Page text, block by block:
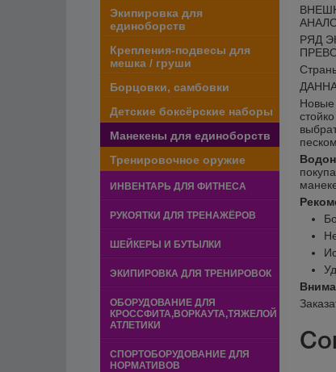
Экипировка для
единоборств
Крепления-подвесы для
мешка / груши
Борцовки, самбовки
Детские боксёрские наборы
Манекены для единоборств
Тренировочное оружие
ИНВЕНТАРЬ ДЛЯ ФИТНЕСА
РУКОЯТКИ ДЛЯ ТРЕНАЖЁРОВ
ШЕЙКЕРЫ И БУТЫЛКИ
ЭКИПИРОВКА ДЛЯ ТРЕНИРОВОК
ОБОРУДОВАНИЕ ДЛЯ
КРОССФИТА,ВОРКАУТА,ТЯЖЕЛОЙ
АТЛЕТИКИ
СПОРТОБОРУДОВАНИЕ ДЛЯ
НОРМАТИВОВ
РЯД
Новые
песком.